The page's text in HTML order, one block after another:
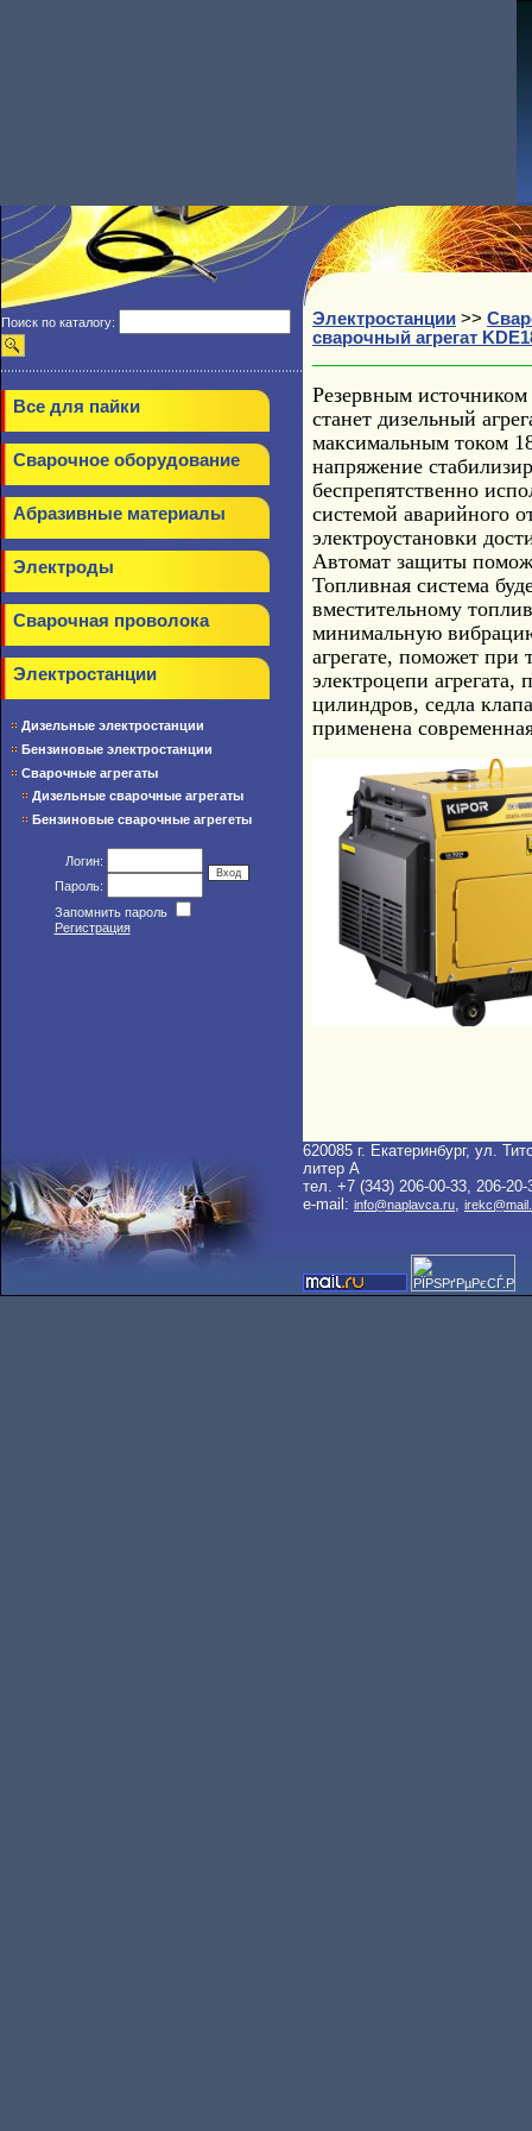
Поиск по каталогу:
Все для пайки
Сварочное оборудование
Абразивные материалы
Электроды
Сварочная проволока
Электростанции
Дизельные электростанции
Бензиновые электростанции
Сварочные агрегаты
Дизельные сварочные агрегаты
Бензиновые сварочные агрегеты
Логин:
Пароль:
Запомнить пароль
Регистрация
Электростанции >>
сварочный агрегат
Резервным
станет дизельный
максимальным током
напряжение
беспрепятственно
системой аварийного
электроустановки
Автомат защиты
Топливная система
вместительному
минимальную
агрегате, поможет при
электроцепи
цилиндров, седла
применена
620085 г. Екатеринбург, ул.
литер A
тел. +7 (343) 206-00-33, 206-20-
e-mail: info@naplavca.ru,